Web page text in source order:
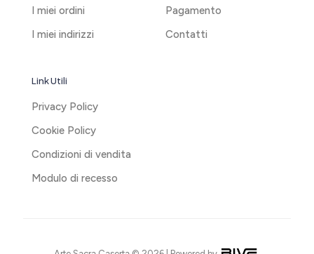
I miei ordini
I miei indirizzi
Pagamento
Contatti
Link Utili
Privacy Policy
Cookie Policy
Condizioni di vendita
Modulo di recesso